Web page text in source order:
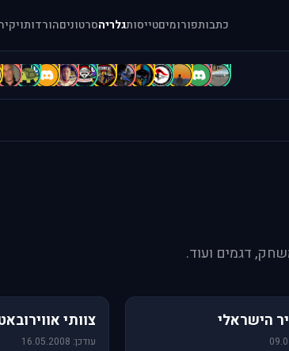
כתבותפורומיםטייסותגלריהסרטוניםהורדותויקי
[
a
A
A
A
A
b
b
B
B
C
d
דגמים ועוד.
הישראלי צוותי
עודכן: 16.05.2008